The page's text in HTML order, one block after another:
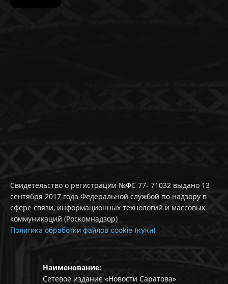
Свидетельство о регистрации №ФС 77- 71032 выдано 13
сентября 2017 года Федеральной службой по надзору в
сфере связи, информационных технологий и массовых
коммуникаций (Роскомнадзор)
Политика обработки файлов cookie (куки)
Наименование:
Сетевое издание «Новости Саратова»